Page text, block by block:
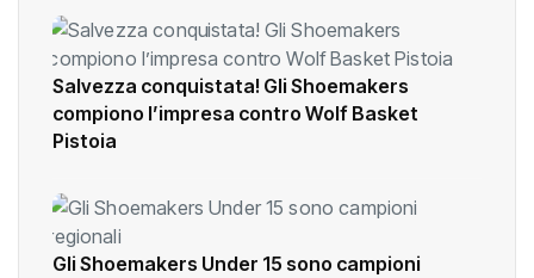
Salvezza conquistata! Gli Shoemakers
compiono l’impresa contro Wolf Basket
Pistoia
Gli Shoemakers Under 15 sono campioni